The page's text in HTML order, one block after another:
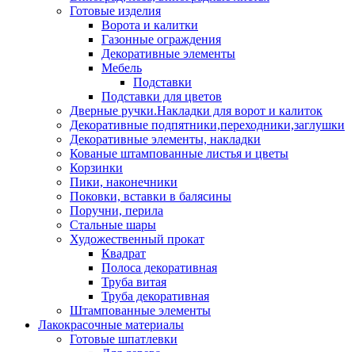
Готовые изделия
Ворота и калитки
Газонные ограждения
Декоративные элементы
Мебель
Подставки
Подставки для цветов
Дверные ручки.Накладки для ворот и калиток
Декоративные подпятники,переходники,заглушки
Декоративные элементы, накладки
Кованые штампованные листья и цветы
Корзинки
Пики, наконечники
Поковки, вставки в балясины
Поручни, перила
Стальные шары
Художественный прокат
Квадрат
Полоса декоративная
Труба витая
Труба декоративная
Штампованные элементы
Лакокрасочные материалы
Готовые шпатлевки